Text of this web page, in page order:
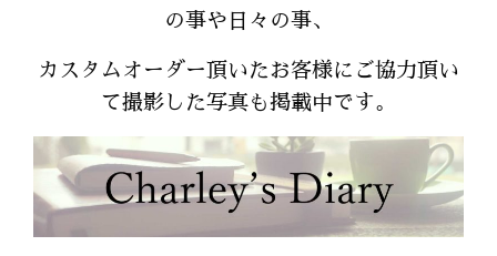
の事や日々の事、
カスタムオーダー頂いたお客様にご協力頂い
て撮影した写真も掲載中です。